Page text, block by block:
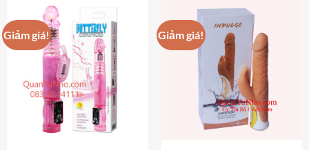
Giảm giá! Giảm giá!